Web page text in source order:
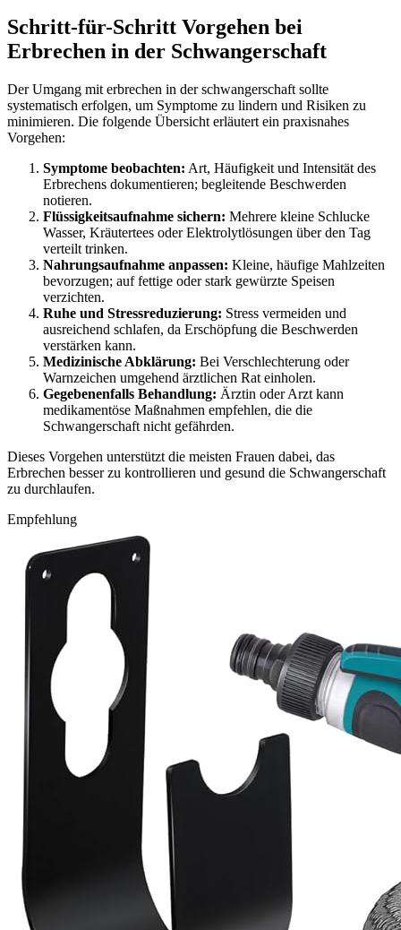
Schritt-für-Schritt Vorgehen bei
Erbrechen in der Schwangerschaft
Der Umgang mit erbrechen in der schwangerschaft sollte
systematisch erfolgen, um Symptome zu lindern und Risiken zu
minimieren. Die folgende Übersicht erläutert ein praxisnahes
Vorgehen:
Symptome beobachten: Art, Häufigkeit und Intensität des
Erbrechens dokumentieren; begleitende Beschwerden
notieren.
Flüssigkeitsaufnahme sichern: Mehrere kleine Schlucke
Wasser, Kräutertees oder Elektrolytlösungen über den Tag
verteilt trinken.
Nahrungsaufnahme anpassen: Kleine, häufige Mahlzeiten
bevorzugen; auf fettige oder stark gewürzte Speisen
verzichten.
Ruhe und Stressreduzierung: Stress vermeiden und
ausreichend schlafen, da Erschöpfung die Beschwerden
verstärken kann.
Medizinische Abklärung: Bei Verschlechterung oder
Warnzeichen umgehend ärztlichen Rat einholen.
Gegebenenfalls Behandlung: Ärztin oder Arzt kann
medikamentöse Maßnahmen empfehlen, die die
Schwangerschaft nicht gefährden.
Dieses Vorgehen unterstützt die meisten Frauen dabei, das
Erbrechen besser zu kontrollieren und gesund die Schwangerschaft
zu durchlaufen.
Empfehlung